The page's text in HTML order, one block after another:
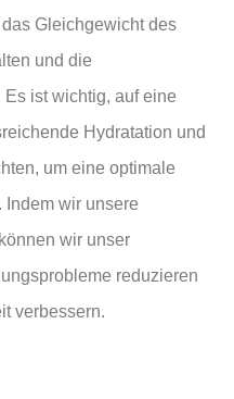
Gleichgewicht des
und die
ist wichtig, auf eine
Hydratation und
um eine optimale
Indem wir unsere
wir unser
reduzieren
verbessern.